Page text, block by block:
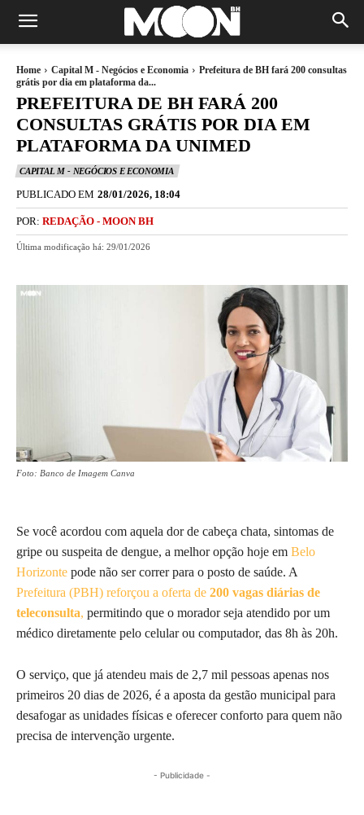
Home Capital M - Negócios e Economia
Prefeitura de BH fará 200 consultas
grátis por dia em plataforma da...
PREFEITURA DE BH FARÁ 200
CONSULTAS GRÁTIS POR DIA EM
PLATAFORMA DA UNIMED
CAPITAL M - NEGÓCIOS E ECONOMIA
PUBLICADO EM 28/01/2026, 18:04
POR: REDAÇÃO - MOON BH
Última modificação há: 29/01/2026
Foto: Banco de Imagem Canva
Se você acordou com aquela dor de cabeça chata, sintomas de
gripe ou suspeita de dengue, a melhor opção hoje em Belo
Horizonte pode não ser correr para o posto de saúde. A
Prefeitura (PBH) reforçou a oferta de 200 vagas diárias de
teleconsulta, permitindo que o morador seja atendido por um
médico diretamente pelo celular ou computador, das 8h às 20h.
O serviço, que já atendeu mais de 2,7 mil pessoas apenas nos
primeiros 20 dias de 2026, é a aposta da gestão municipal para
desafogar as unidades físicas e oferecer conforto para quem não
precisa de intervenção urgente.
- Publicidade -